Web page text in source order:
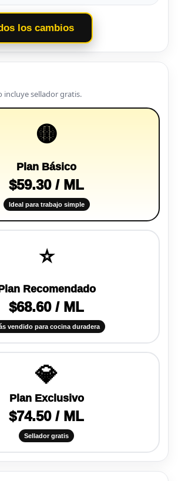
los cambios
incluye sellador gratis.
🟡
Plan Básico
$59.30 / ML
Ideal para trabajo simple
⭐
Recomendado
$68.60 / ML
vendido para cocina duradera
💎
Plan Exclusivo
$74.50 / ML
Sellador gratis